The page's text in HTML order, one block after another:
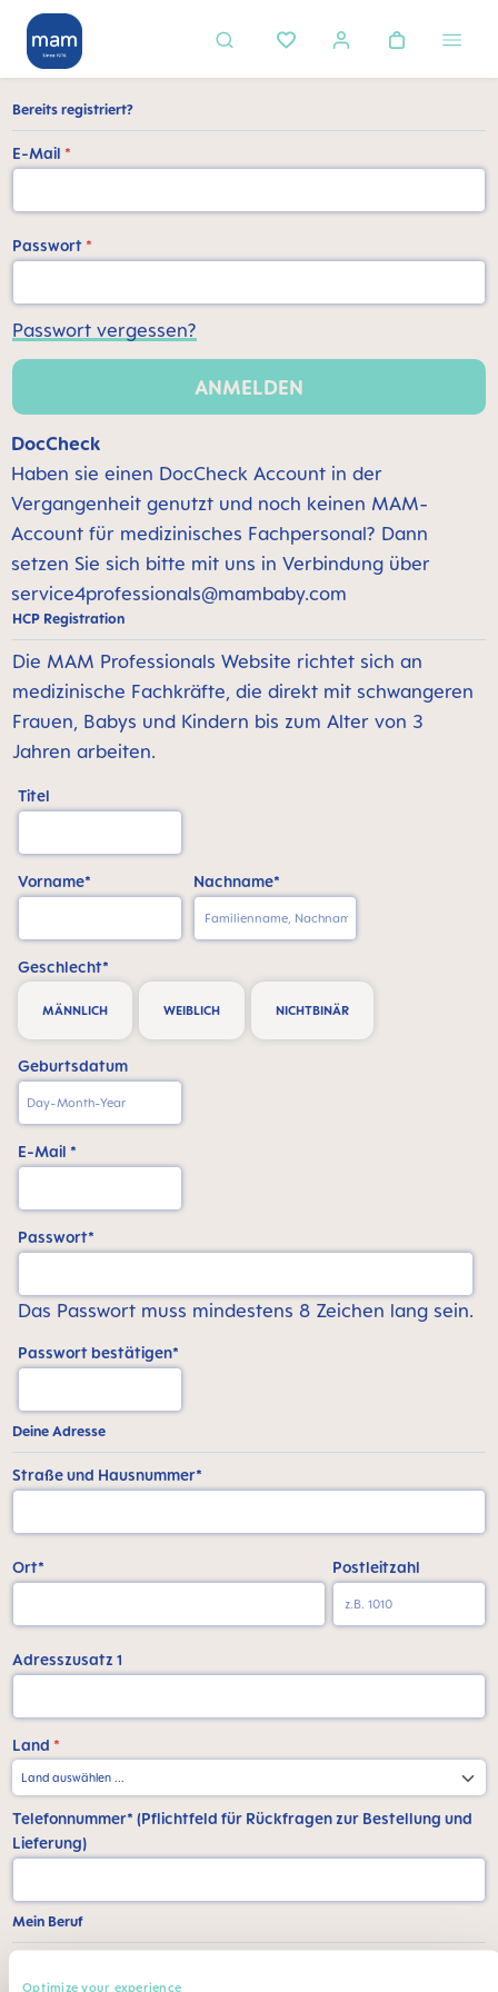
Optimize your experience
springen
Bereits registriert?
E-Mail *
Passwort *
Passwort vergessen?
ANMELDEN
DocCheck
Haben sie einen DocCheck Account in der
Vergangenheit genutzt und noch keinen MAM-
Account für medizinisches Fachpersonal? Dann
setzen Sie sich bitte mit uns in Verbindung über
service4professionals@mambaby.com
HCP Registration
Die MAM Professionals Website richtet sich an
medizinische Fachkräfte, die direkt mit schwangeren
Frauen, Babys und Kindern bis zum Alter von 3
Jahren arbeiten.
Titel
Vorname* Nachname*
Geschlecht*
MÄNNLICH WEIBLICH NICHTBINÄR
Geburtsdatum
E-Mail *
Passwort*
Das Passwort muss mindestens 8 Zeichen lang sein.
Passwort bestätigen*
Deine Adresse
Straße und Hausnummer*
Ort* Postleitzahl
Adresszusatz 1
Land *
Telefonnummer* (Pflichtfeld für Rückfragen zur Bestellung und
Lieferung)
Mein Beruf